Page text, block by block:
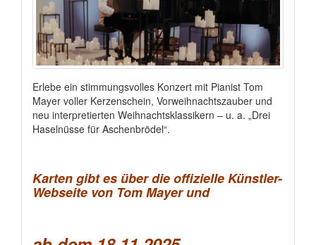
Erlebe ein stimmungsvolles Konzert mit Pianist Tom
Mayer voller Kerzenschein, Vorweihnachtszauber und
neu interpretierten Weihnachtsklassikern – u. a. „Drei
Haselnüsse für Aschenbrödel“.
Karten gibt es über die offizielle Künstler-
Webseite von Tom Mayer und